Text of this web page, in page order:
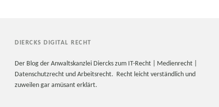
DIERCKS DIGITAL RECHT
Der Blog der Anwaltskanzlei Diercks zum IT-Recht | Medienrecht |
Datenschutzrecht und Arbeitsrecht. Recht leicht verständlich und
zuweilen gar amüsant erklärt.